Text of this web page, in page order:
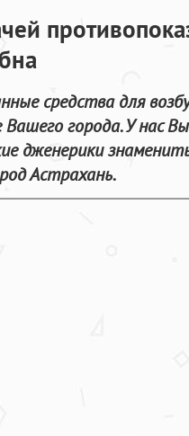
средства для
города. У нас
дженерики
Астрахань.